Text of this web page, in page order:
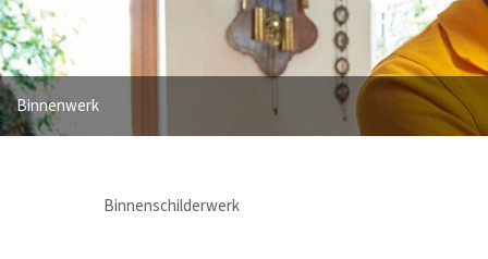
Binnenwerk
Binnenschilderwerk